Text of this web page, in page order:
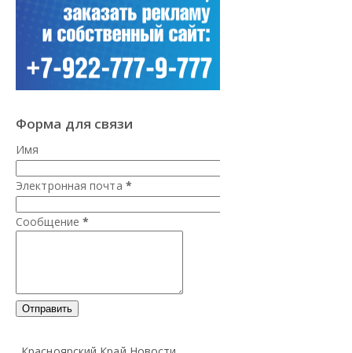
Форма для связи
Имя
Электронная почта *
Сообщение *